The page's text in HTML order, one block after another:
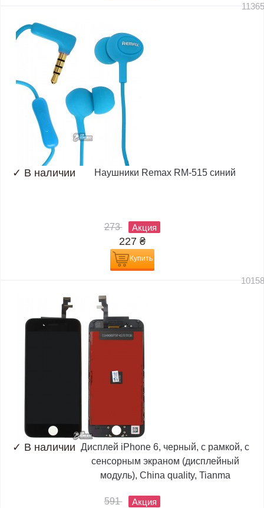
✓ В наличии Наушники Remax RM-515 синий
273 Акция
227 ₴
Купить
✓ В наличии Дисплей iPhone 6, черный, с рамкой, с
сенсорным экраном (дисплейный
модуль), China quality, Tianma
591 Акция